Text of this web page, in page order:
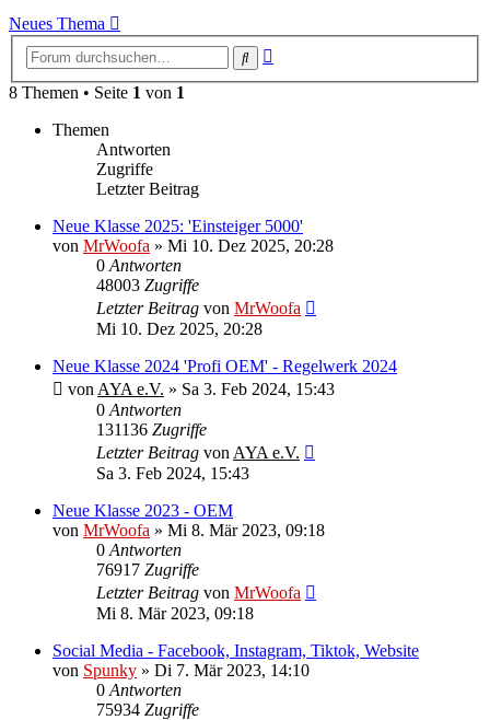
Neues Thema
Suche
8 Themen • Seite 1 von 1
Themen
Antworten
Zugriffe
Letzter Beitrag
Neue Klasse 2025: 'Einsteiger 5000'
von MrWoofa » Mi 10. Dez 2025, 20:28
0 Antworten
48003 Zugriffe
Letzter Beitrag von MrWoofa
Mi 10. Dez 2025, 20:28
Neue Klasse 2024 'Profi OEM' - Regelwerk 2024
von AYA e.V. » Sa 3. Feb 2024, 15:43
0 Antworten
131136 Zugriffe
Letzter Beitrag von AYA e.V.
Sa 3. Feb 2024, 15:43
Neue Klasse 2023 - OEM
von MrWoofa » Mi 8. Mär 2023, 09:18
0 Antworten
76917 Zugriffe
Letzter Beitrag von MrWoofa
Mi 8. Mär 2023, 09:18
Social Media - Facebook, Instagram, Tiktok, Website
von Spunky » Di 7. Mär 2023, 14:10
0 Antworten
75934 Zugriffe